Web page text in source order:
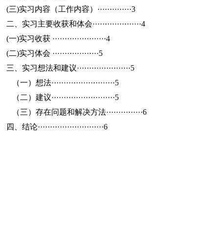
(三)实习内容（工作内容）··············3
二、实习主要收获和体会····················4
(一)实习收获 ······················4
(二)实习体会 ···················5
三、实习想法和建议······················5
（一）想法··························5
（二）建议··························5
（三）存在问题和解决方法···············6
四、结论···························6